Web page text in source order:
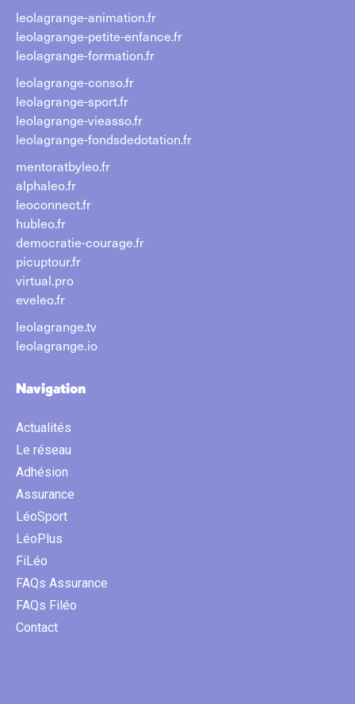
leolagrange-animation.fr
leolagrange-petite-enfance.fr
leolagrange-formation.fr
leolagrange-conso.fr
leolagrange-sport.fr
leolagrange-vieasso.fr
leolagrange-fondsdedotation.fr
mentoratbyleo.fr
alphaleo.fr
leoconnect.fr
hubleo.fr
democratie-courage.fr
picuptour.fr
virtual.pro
eveleo.fr
leolagrange.tv
leolagrange.io
Navigation
Actualités
Le réseau
Adhésion
Assurance
LéoSport
LéoPlus
FiLéo
FAQs Assurance
FAQs Filéo
Contact